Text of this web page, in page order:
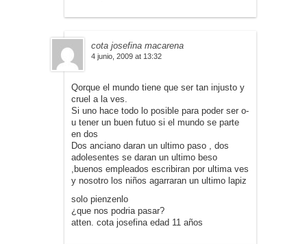
cota josefina macarena
4 junio, 2009 at 13:32
Qorque el mundo tiene que ser tan injusto y
cruel a la ves.
Si uno hace todo lo posible para poder ser o-
u tener un buen futuo si el mundo se parte
en dos
Dos anciano daran un ultimo paso , dos
adolesentes se daran un ultimo beso
,buenos empleados escribiran por ultima ves
y nosotro los niños agarraran un ultimo lapiz
solo pienzenlo
¿que nos podria pasar?
atten. cota josefina edad 11 años